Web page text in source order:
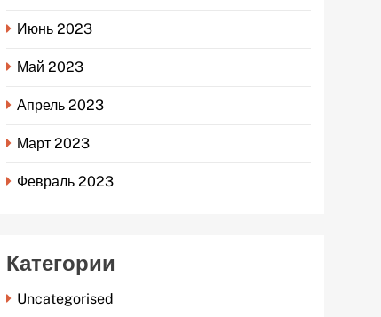
Июнь 2023
Май 2023
Апрель 2023
Март 2023
Февраль 2023
Категории
Uncategorised